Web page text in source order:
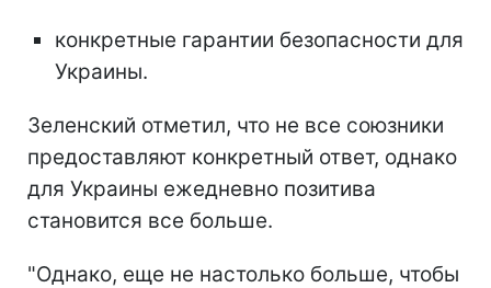
конкретные гарантии безопасности для
Украины.
Зеленский отметил, что не все союзники
предоставляют конкретный ответ, однако
для Украины ежедневно позитива
становится все больше.
"Однако, еще не настолько больше, чтобы